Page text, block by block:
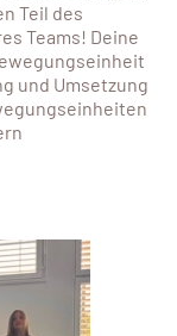
Teil des
Teams! Deine
und Umsetzung